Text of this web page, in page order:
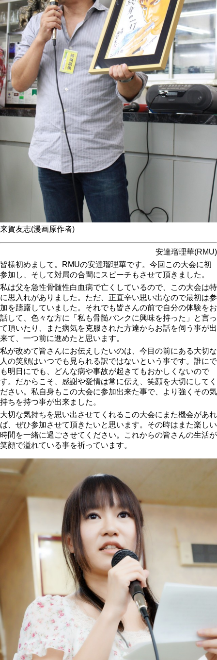
来賀友志(漫画原作者)
安達瑠理華(RMU)
皆様初めまして。RMUの安達瑠理華です。今回この大会に初
参加し、そして対局の合間にスピーチもさせて頂きました。
私は父を急性骨髄性白血病で亡くしているので、この大会は特
に思入れがありました。ただ、正直辛い思い出なので最初は参
加を躊躇していました。それでも皆さんの前で自分の体験をお
話して、色々な方に「私も骨髄バンクに興味を持った」と言っ
て頂いたり、また病気を克服された方達からお話を伺う事が出
来て、一つ前に進めたと思います。
私が改めて皆さんにお伝えしたいのは、今目の前にある大切な
人の笑顔はいつでも見られる訳ではないという事です。誰にで
も明日にでも、どんな病や事故が起きてもおかしくないので
す。だからこそ、感謝や愛情は常に伝え、笑顔を大切にしてく
ださい。私自身もこの大会に参加出来た事で、より強くその気
持ちを持つ事が出来ました。
大切な気持ちを思い出させてくれるこの大会にまた機会があれ
ば、ぜひ参加させて頂きたいと思います。その時はまた楽しい
時間を一緒に過ごさせてください。これからの皆さんの生活が
笑顔で溢れている事を祈っています。